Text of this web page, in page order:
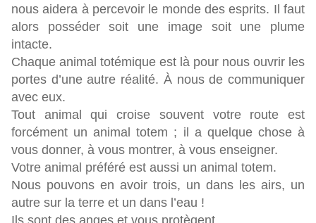
nous aidera à percevoir le monde des esprits. Il faut
alors posséder soit une image soit une plume
intacte.
Chaque animal totémique est là pour nous ouvrir les
portes d’une autre réalité. À nous de communiquer
avec eux.
Tout animal qui croise souvent votre route est
forcément un animal totem ; il a quelque chose à
vous donner, à vous montrer, à vous enseigner.
Votre animal préféré est aussi un animal totem.
Nous pouvons en avoir trois, un dans les airs, un
autre sur la terre et un dans l’eau !